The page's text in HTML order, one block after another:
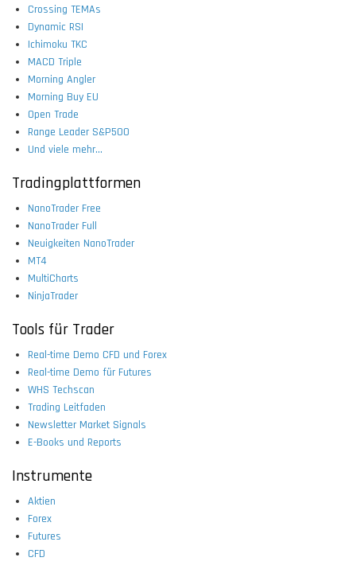
Crossing TEMAs
Dynamic RSI
Ichimoku TKC
MACD Triple
Morning Angler
Morning Buy EU
Open Trade
Range Leader S&P500
Und viele mehr...
Tradingplattformen
NanoTrader Free
NanoTrader Full
Neuigkeiten NanoTrader
MT4
MultiCharts
NinjaTrader
Tools für Trader
Real-time Demo CFD und Forex
Real-time Demo für Futures
WHS Techscan
Trading Leitfaden
Newsletter Market Signals
E-Books und Reports
Instrumente
Aktien
Forex
Futures
CFD